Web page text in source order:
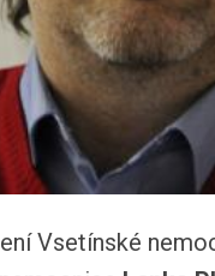
Vsetínské